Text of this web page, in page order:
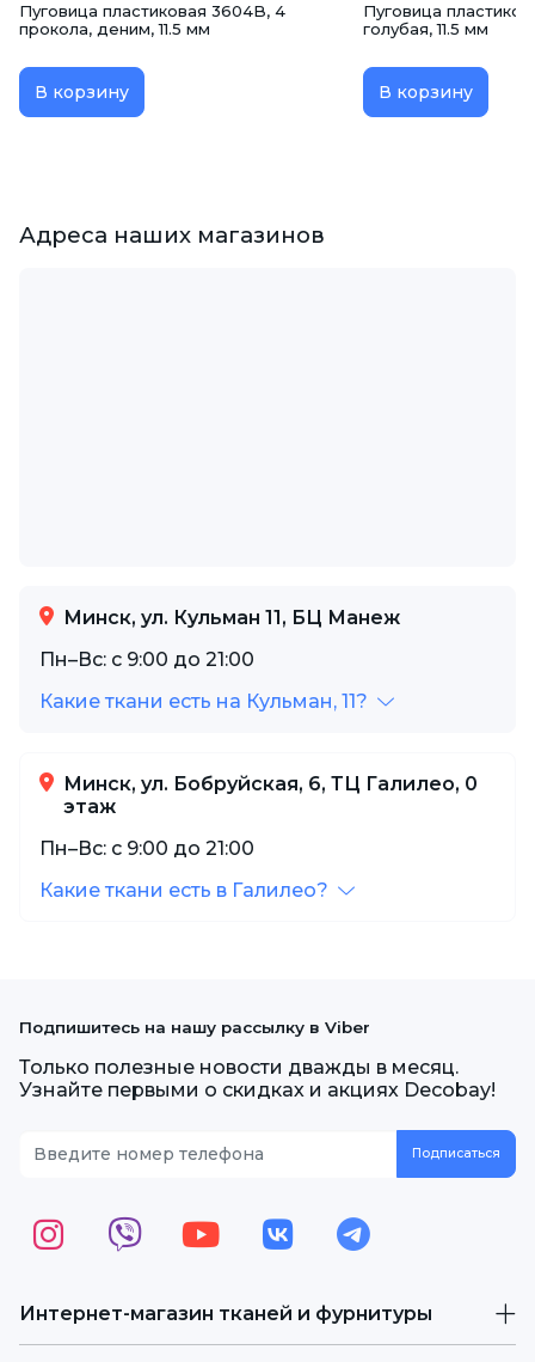
Пуговица пластиковая 3604B, 4
прокола, деним, 11.5 мм
В корзину
Пуговица
голубая, 11.5 мм
В корзину
Адреса наших магазинов
Минск, ул. Кульман 11, БЦ Манеж
Пн–Вс: с 9:00 до 21:00
Какие ткани есть на Кульман, 11?
Минск, ул. Бобруйская, 6, ТЦ Галилео, 0
этаж
Пн–Вс: с 9:00 до 21:00
Какие ткани есть в Галилео?
Интернет-магазин тканей и фурнитуры
Подпишитесь на нашу рассылку в Viber
Только полезные новости дважды в месяц.
Узнайте первыми о скидках и акциях Decobay!